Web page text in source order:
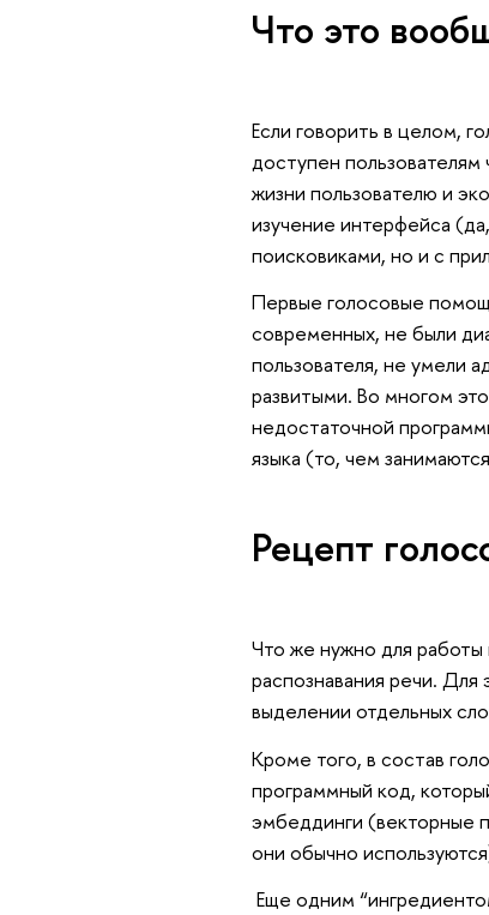
Что это
Если говорить в целом,
доступен
жизни пользователю и
изучение интерфейса
поисковиками, но и с
Первые голосовые
современных, не были
пользователя, не умели
развитыми. Во многом
недостаточной
языка (то, чем
Рецепт
Что же нужно для
распознавания речи.
выделении отдельных
Кроме того, в состав
программный код,
эмбеддинги (векторные
они обычно
Еще одним